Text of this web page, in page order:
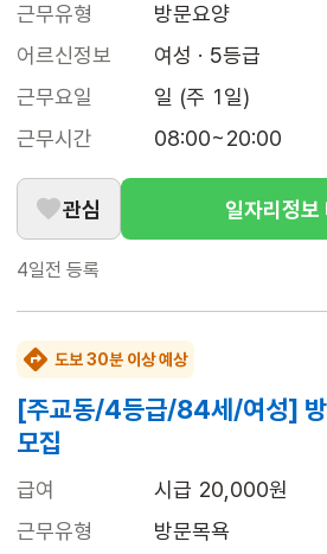
근무유형
방문요양
어르신정보
여성 · 5등급
근무요일
일 (주 1일)
근무시간
08:00~20:00
관심 일자리정보
4일전 등록
도보 30분 이상 예상
[주교동/4등급/84세/여성] 방
모집
급여
시급 20,000원
근무유형
방문목욕